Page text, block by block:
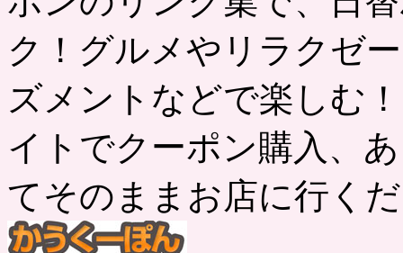
ク！グルメやリラクゼ
ズメントなどで楽しむ
イトでクーポン購入、
てそのままお店に行く